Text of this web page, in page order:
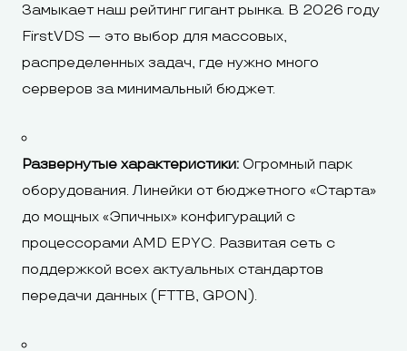
Замыкает наш рейтинг гигант рынка. В 2026 году
FirstVDS — это выбор для массовых,
распределенных задач, где нужно много
серверов за минимальный бюджет.
Развернутые характеристики: Огромный парк
оборудования. Линейки от бюджетного «Старта»
до мощных «Эпичных» конфигураций с
процессорами AMD EPYC. Развитая сеть с
поддержкой всех актуальных стандартов
передачи данных (FTTB, GPON).